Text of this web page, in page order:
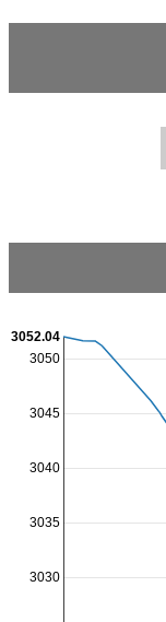
3030
3035
3040
3045
3050
3052.04